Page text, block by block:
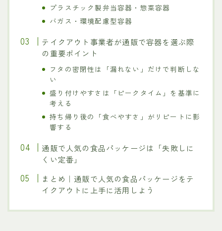
プラスチック製弁当容器・惣菜容器
バガス・環境配慮型容器
テイクアウト事業者が通販で容器を選ぶ際
の重要ポイント
フタの密閉性は「漏れない」だけで判断しな
い
盛り付けやすさは「ピークタイム」を基準に
考える
持ち帰り後の「食べやすさ」がリピートに影
響する
通販で人気の食品パッケージは「失敗しに
くい定番」
まとめ｜通販で人気の食品パッケージをテ
イクアウトに上手に活用しよう